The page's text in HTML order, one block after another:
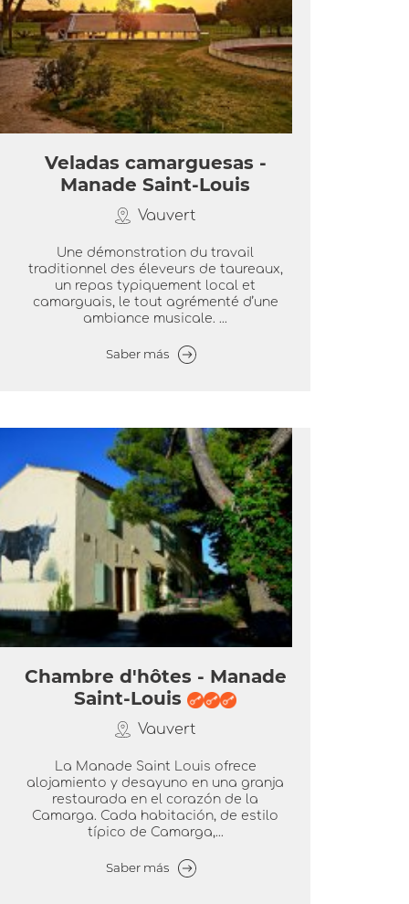
Veladas camarguesas -
Manade Saint-Louis
Vauvert
Une démonstration du travail
traditionnel des éleveurs de taureaux,
un repas typiquement local et
camarguais, le tout agrémenté d’une
ambiance musicale. ...
Saber más
Chambre d'hôtes - Manade
Saint-Louis
Vauvert
La Manade Saint Louis ofrece
alojamiento y desayuno en una granja
restaurada en el corazón de la
Camarga. Cada habitación, de estilo
típico de Camarga,...
Saber más